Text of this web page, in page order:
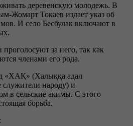
деревенскую молодежь. В
Жомарт Токаев издает указ об
И село Бесбулак включают в
за него, так как
членами его рода.
«ХАҚ» (Халыққа адал
народу) и
в сельские акимы. С этого
борьба.